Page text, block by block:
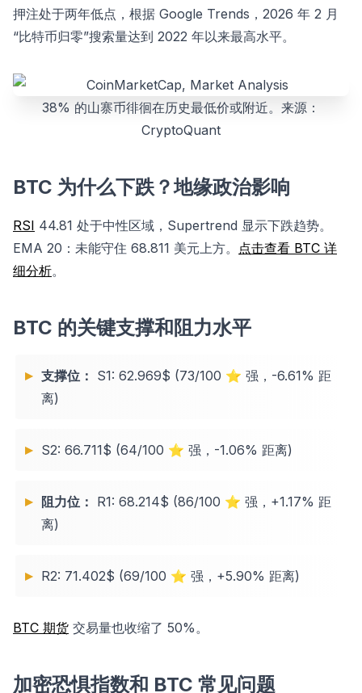
押注处于两年低点，根据 Google Trends，2026 年 2 月
“比特币归零”搜索量达到 2022 年以来最高水平。
38% 的山寨币徘徊在历史最低价或附近。来源：
CryptoQuant
BTC 为什么下跌？地缘政治影响
RSI 44.81 处于中性区域，Supertrend 显示下跌趋势。
EMA 20：未能守住 68.811 美元上方。 点击查看 BTC 详
细分析。
BTC 的关键支撑和阻力水平
支撑位： S1: 62.969$ (73/100 ⭐ 强，-6.61% 距
离)
S2: 66.711$ (64/100 ⭐ 强，-1.06% 距离)
阻力位： R1: 68.214$ (86/100 ⭐ 强，+1.17% 距
离)
R2: 71.402$ (69/100 ⭐ 强，+5.90% 距离)
BTC 期货 交易量也收缩了 50%。
加密恐惧指数和 BTC 常见问题